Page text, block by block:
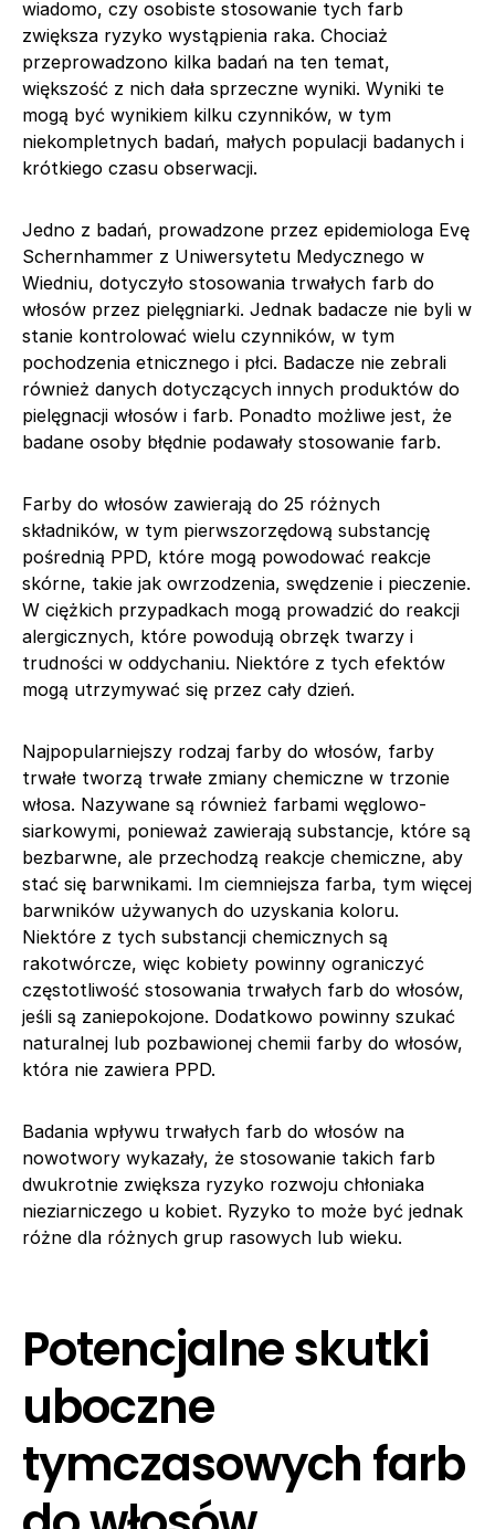
wiadomo, czy osobiste stosowanie tych farb
zwiększa ryzyko wystąpienia raka. Chociaż
przeprowadzono kilka badań na ten temat,
większość z nich dała sprzeczne wyniki. Wyniki te
mogą być wynikiem kilku czynników, w tym
niekompletnych badań, małych populacji badanych i
krótkiego czasu obserwacji.
Jedno z badań, prowadzone przez epidemiologa Evę
Schernhammer z Uniwersytetu Medycznego w
Wiedniu, dotyczyło stosowania trwałych farb do
włosów przez pielęgniarki. Jednak badacze nie byli w
stanie kontrolować wielu czynników, w tym
pochodzenia etnicznego i płci. Badacze nie zebrali
również danych dotyczących innych produktów do
pielęgnacji włosów i farb. Ponadto możliwe jest, że
badane osoby błędnie podawały stosowanie farb.
Farby do włosów zawierają do 25 różnych
składników, w tym pierwszorzędową substancję
pośrednią PPD, które mogą powodować reakcje
skórne, takie jak owrzodzenia, swędzenie i pieczenie.
W ciężkich przypadkach mogą prowadzić do reakcji
alergicznych, które powodują obrzęk twarzy i
trudności w oddychaniu. Niektóre z tych efektów
mogą utrzymywać się przez cały dzień.
Najpopularniejszy rodzaj farby do włosów, farby
trwałe tworzą trwałe zmiany chemiczne w trzonie
włosa. Nazywane są również farbami węglowo-
siarkowymi, ponieważ zawierają substancje, które są
bezbarwne, ale przechodzą reakcje chemiczne, aby
stać się barwnikami. Im ciemniejsza farba, tym więcej
barwników używanych do uzyskania koloru.
Niektóre z tych substancji chemicznych są
rakotwórcze, więc kobiety powinny ograniczyć
częstotliwość stosowania trwałych farb do włosów,
jeśli są zaniepokojone. Dodatkowo powinny szukać
naturalnej lub pozbawionej chemii farby do włosów,
która nie zawiera PPD.
Badania wpływu trwałych farb do włosów na
nowotwory wykazały, że stosowanie takich farb
dwukrotnie zwiększa ryzyko rozwoju chłoniaka
nieziarniczego u kobiet. Ryzyko to może być jednak
różne dla różnych grup rasowych lub wieku.
Potencjalne skutki
uboczne
tymczasowych farb